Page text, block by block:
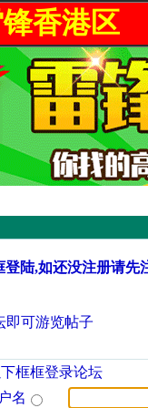
香港区
陆,如还没注册请先
即可游览帖子
框框登录论坛
名